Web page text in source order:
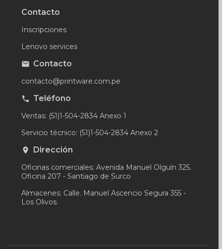
Contacto
Inscripciones
Lenovo services
Contacto
contacto@printware.com.pe
Teléfono
Ventas: (51)1-504-2834 Anexo 1
Servicio técnico: (51)1-504-2834 Anexo 2
Dirección
Oficinas comerciales: Avenida Manuel Olguín 325.
Oficina 207 - Santiago de Surco
Almacenes: Calle. Manuel Ascencio Segura 355 -
Los Olivos.